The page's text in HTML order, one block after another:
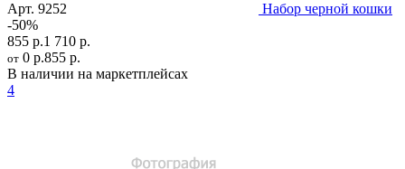
Арт. 9252
Набор черной кошки
-50%
855 р.1 710 р.
от 0 р.855 р.
В наличии на маркетплейсах
4